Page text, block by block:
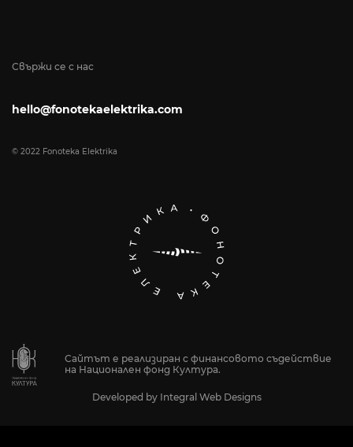
Свържи се с нас
hello@fonotekaelektrika.com
© 2022 Fonoteka Elektrika
Сайтът е реализиран с финансовото съдействие
на Национален фонд Култура.
Developed by Integral Web Designs